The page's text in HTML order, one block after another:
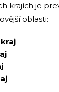
krajích je
oblasti: